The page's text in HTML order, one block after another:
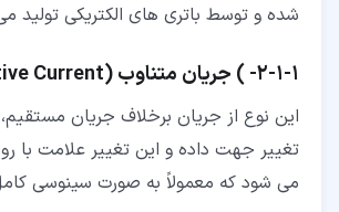
شده و توسط باتری های الکتریکی تولید
۱‏-‏۱‏-‏۲‏- ) جریان متناوب (Alternative Current)
این نوع از جریان برخلاف جریان
تغییر جهت داده و این تغییر علامت با
می شود که معمولاً به صورت سینوسی